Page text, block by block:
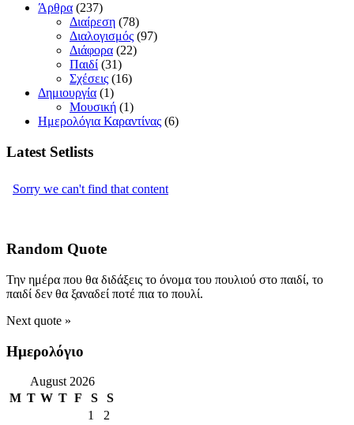
Άρθρα (237)
Διαίρεση (78)
Διαλογισμός (97)
Διάφορα (22)
Παιδί (31)
Σχέσεις (16)
Δημιουργία (1)
Μουσική (1)
Ημερολόγια Καραντίνας (6)
Latest Setlists
Random Quote
Την ημέρα που θα διδάξεις το όνομα του πουλιού στο παιδί, το
παιδί δεν θα ξαναδεί ποτέ πια το πουλί.
Next quote »
Ημερολόγιο
August 2026
M T W T F S S
1
2